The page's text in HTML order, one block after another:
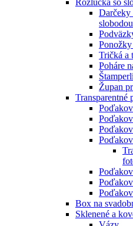
Rozlúčka so
Darčeky
slobodou
Tričká a
Poháre
Župan
Transparentné
Box na
Sklenené a